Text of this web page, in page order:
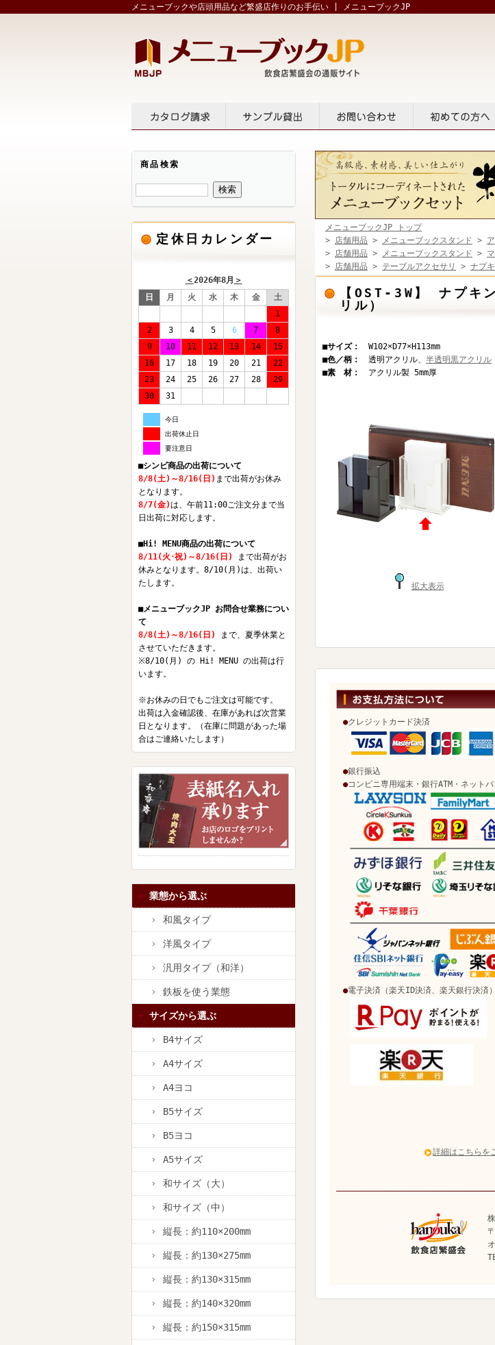
メニューブックや店頭用品など繁盛店作りのお手伝い | メニューブックJP
商品検索
定休日カレンダー
＜2026年8月 ＞
日
月 火 水 木 金
土
1
2
3 4 5 6 7
8
9
10 11 12 13 14
15
16
17 18 19 20 21
22
23
24 25 26 27 28
29
30
31
今日
出荷休止日
要注意日
■シンビ商品の出荷について
8/8(土)～8/16(日) まで出荷がお休み
となります。
8/7(金)は、午前11:00ご注文分まで当
日出荷に対応します。
■Hi! MENU商品の出荷について
8/11(火･祝)～8/16(日)
まで出荷がお
休みとなります。8/10(月)は、出荷い
たします。
■メニューブックJP お問合せ業務につい
て
8/8(土)～8/16(日)
まで、夏季休業と
させていただきます。
※8/10(月) の Hi! MENU の出荷は行
います。
※お休みの日でもご注文は可能です。
出荷は入金確認後、在庫があれば次営業
日となります。（在庫に問題があった場
合はご連絡いたします）
業態から選ぶ
和風タイプ
洋風タイプ
汎用タイプ（和洋）
鉄板を使う業態
サイズから選ぶ
B4サイズ
A4サイズ
A4ヨコ
B5サイズ
B5ヨコ
A5サイズ
和サイズ（大）
和サイズ（中）
縦長：約110×200mm
縦長：約130×275mm
縦長：約130×315mm
縦長：約140×320mm
縦長：約150×315mm
メニューブックJP トップ
> 店舗用品 > メニューブックスタンド >
> 店舗用品 > メニューブックスタンド >
> 店舗用品 > テーブルアクセサリ > ナプ
【OST-3W】 ナプキ
リル）
■サイズ：
W102×D77×H113mm
■色／柄：
透明アクリル、 半透明黒アクリル
■素 材：
アクリル製 5mm厚
拡大表示
●クレジットカード決済
●銀行振込
●コンビニ専用端末・銀行ATM・ネット
●電子決済（楽天ID決済、楽天銀行決済）
詳細はこちらを